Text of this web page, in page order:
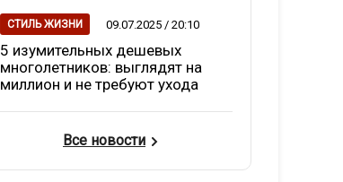
СТИЛЬ ЖИЗНИ 09.07.2025 / 20:10
5 изумительных дешевых
многолетников: выглядят на
миллион и не требуют ухода
Все новости